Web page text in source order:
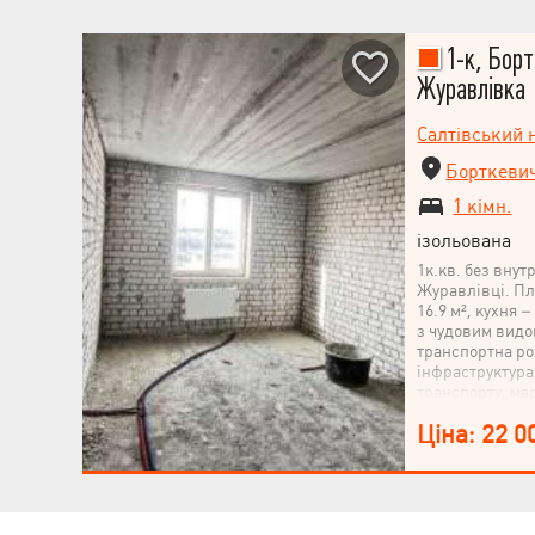
1-к,
Журавлівка
Салтівський
1 кімн.
ізольована
1к.кв. без
Журавлівці.
16.9 м², кухня
з чудовим
транспортна
втрачайте
затишному
Податки та
Ціна: 22